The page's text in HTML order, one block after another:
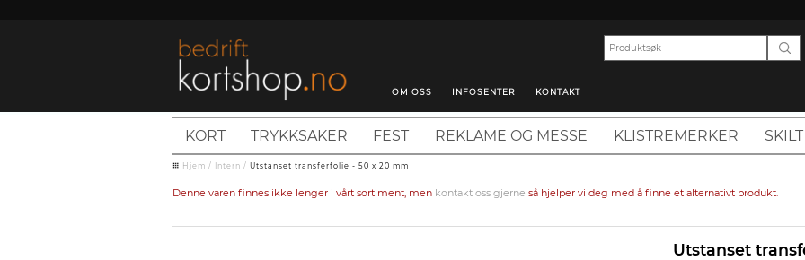
OM OSS INFOSENTER KONTAKT
KORT TRYKKSAKER FEST REKLAME OG MESSE KLISTREMERKER SKILT
Hjem / Intern / Utstanset transferfolie - 50 x 20 mm
Denne varen finnes ikke lenger i vårt sortiment, men kontakt oss gjerne så hjelper vi deg med å finne et alternativt produkt.
Utstanset